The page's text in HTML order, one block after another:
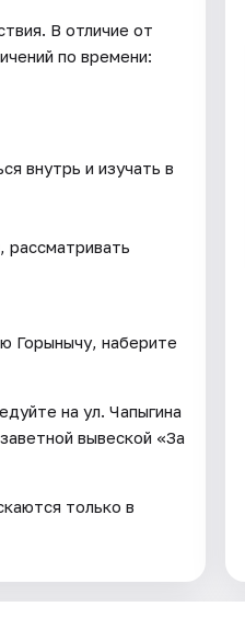
В отличие от
по времени:
внутрь и изучать в
рассматривать
Горынычу, наберите
на ул. Чапыгина
вывеской «За
только в